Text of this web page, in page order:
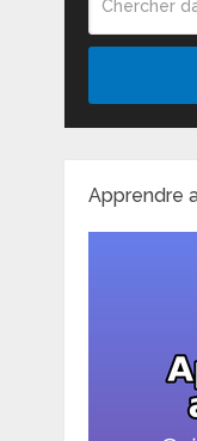
Apprendre